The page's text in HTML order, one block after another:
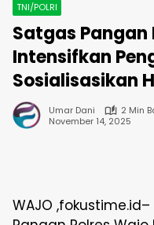
TNI/POLRI
Satgas Pangan
Intensifkan
Sosialisasikan
Umar Dani
2 Min
November 14, 2025
WAJO